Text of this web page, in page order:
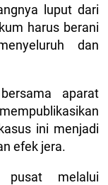
luput dari
harus berani
dan
aparat
ini menjadi
efek jera.
pusat melalui